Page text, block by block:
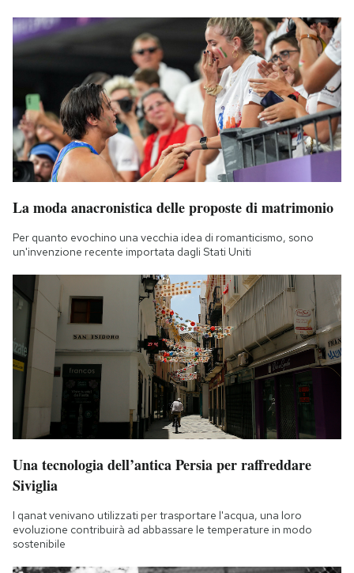
La moda anacronistica delle proposte di matrimonio
Per quanto evochino una vecchia idea di romanticismo, sono
un'invenzione recente importata dagli Stati Uniti
Una tecnologia dell’antica Persia per raffreddare
Siviglia
I qanat venivano utilizzati per trasportare l'acqua, una loro
evoluzione contribuirà ad abbassare le temperature in modo
sostenibile